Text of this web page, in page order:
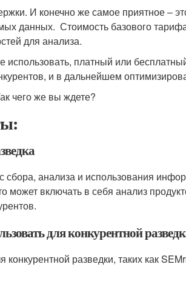
И конечно же самое приятное –
данных. Стоимость базового
для анализа.
использовать, платный или
и в дальнейшем
чего же вы ждете?
сбора, анализа и использования
может включать в себя анализ
для конкурентной
разведки, таких как